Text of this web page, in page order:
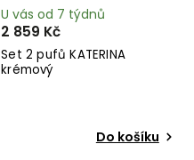
Set 2 pufů KATERINA
krémový
U vás od 7 týdnů
2 859 Kč
Do košíku